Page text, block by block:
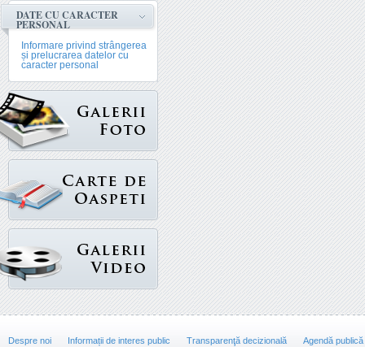
DATE CU CARACTER
PERSONAL
Informare privind strângerea
și prelucrarea datelor cu
caracter personal
Despre noi Informații de interes public Transparenţă decizională Agendă publică